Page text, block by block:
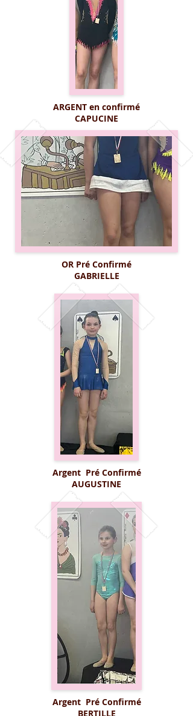
ARGENT en confirmé
CAPUCINE
OR Pré Confirmé
GABRIELLE
Argent Pré Confirmé
AUGUSTINE
Argent Pré Confirmé
BERTILLE